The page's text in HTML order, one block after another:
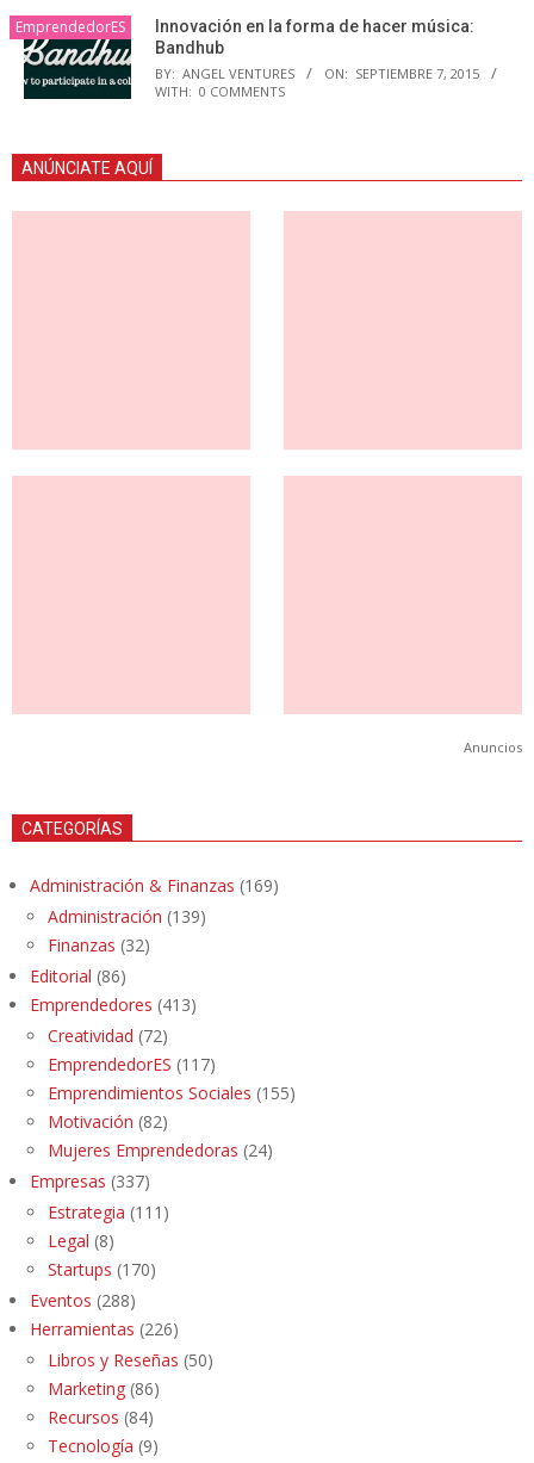
EmprendedorES
Innovación en la forma de hacer música:
Bandhub
BY: ANGEL VENTURES ON: SEPTIEMBRE 7, 2015
WITH: 0 COMMENTS
ANÚNCIATE AQUÍ
Anuncios
CATEGORÍAS
Administración & Finanzas (169)
Administración (139)
Finanzas (32)
Editorial (86)
Emprendedores (413)
Creatividad (72)
EmprendedorES (117)
Emprendimientos Sociales (155)
Motivación (82)
Mujeres Emprendedoras (24)
Empresas (337)
Estrategia (111)
Legal (8)
Startups (170)
Eventos (288)
Herramientas (226)
Libros y Reseñas (50)
Marketing (86)
Recursos (84)
Tecnología (9)